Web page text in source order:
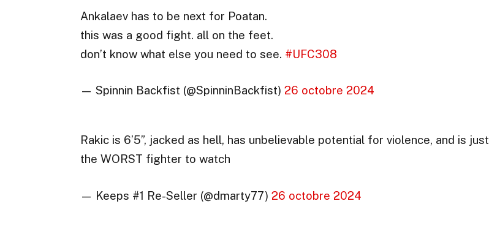
Ankalaev has to be next for Poatan.
this was a good fight. all on the feet.
don’t know what else you need to see. #UFC308
— Spinnin Backfist (@SpinninBackfist) 26 octobre 2024
Rakic is 6’5”, jacked as hell, has unbelievable potential for violence, and is just
the WORST fighter to watch
— Keeps #1 Re-Seller (@dmarty77) 26 octobre 2024